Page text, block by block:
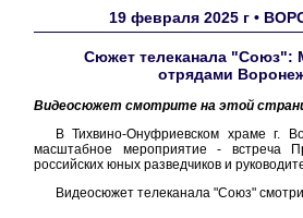
19 февраля 2025 г •
Сюжет телеканала "Союз":
отрядами
Видеосюжет смотрите на этой
В Тихвино-Онуфриевском храме г.
масштабное мероприятие - встреча
российских юных разведчиков и
Видеосюжет телеканала "Союз"